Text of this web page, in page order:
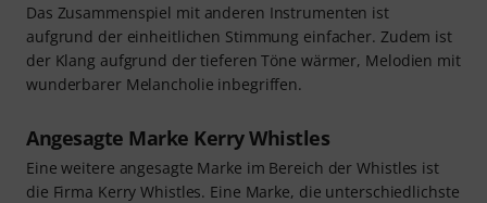
Das Zusammenspiel mit anderen Instrumenten ist
aufgrund der einheitlichen Stimmung einfacher. Zudem ist
der Klang aufgrund der tieferen Töne wärmer, Melodien mit
wunderbarer Melancholie inbegriffen.
Angesagte Marke Kerry Whistles
Eine weitere angesagte Marke im Bereich der Whistles ist
die Firma Kerry Whistles. Eine Marke, die unterschiedlichste